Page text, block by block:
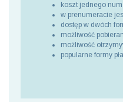
koszt jednego
w prenumeracie
dostęp w dwóch
możliwość
możliwość
popularne formy